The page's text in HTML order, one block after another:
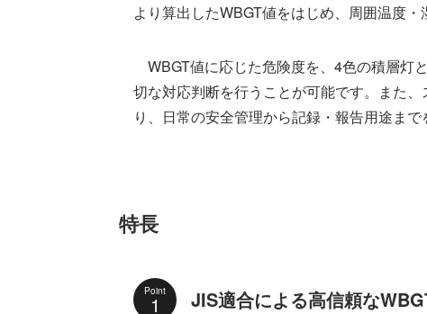
より算出したWBGT値をはじめ、周囲温度
WBGT値に応じた危険度を、4色の積層灯
切な対応判断を行うことが可能です。また
り、日常の安全管理から記録・報告用途まで
特長
Point JIS適合による高信頼な